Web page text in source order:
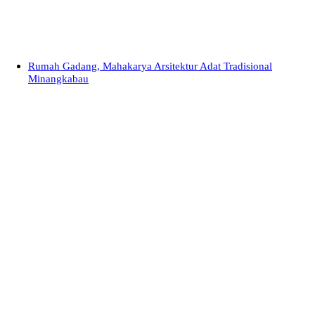
Rumah Gadang, Mahakarya Arsitektur Adat Tradisional
Minangkabau